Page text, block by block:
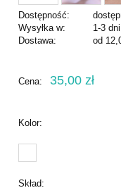
Dostępność:
Wysyłka w:
1-3 dni
Dostawa:
od
Cena nie zawiera
Cena: 35,00 zł
Kolor:
Skład: